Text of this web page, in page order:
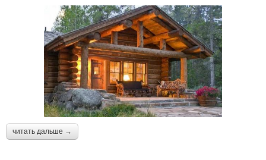
читать дальше →